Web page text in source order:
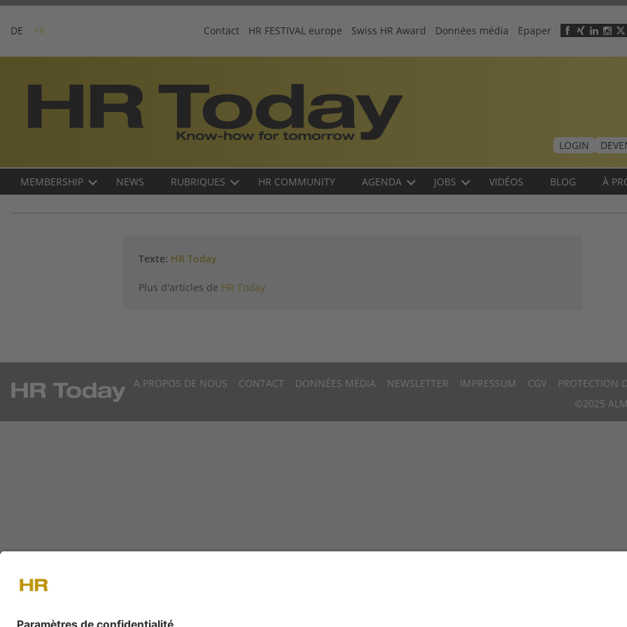
Skip
content
DE FR
Header
menu
Contact HR FESTIVAL europe Swiss HR Award Données média Epaper
LOGIN
Main
MEMBERSHIP NEWS RUBRIQUES HR COMMUNITY AGENDA JOBS VIDÉOS BLOG À
Texte: HR Today
Plus d'articles de HR Today
A PROPOS DE NOUS CONTACT DONNÉES MÉDIA NEWSLETTER IMPRESSUM CGV
PROTECTION
©2025